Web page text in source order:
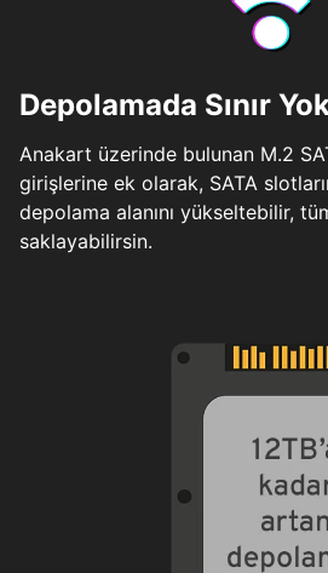
Depolamada Sınır
Anakart üzerinde bulunan M.2
girişlerine ek olarak, SATA
depolama alanını yükseltebilir,
saklayabilirsin.